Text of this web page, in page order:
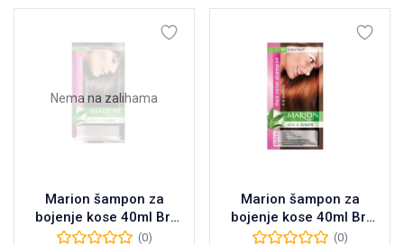
Nema na zalihama
Marion šampon za
bojenje kose 40ml Br:
59 Ebony Black
(0)
Marion šampon za
bojenje kose 40ml Br:
95 Chestnut(0)